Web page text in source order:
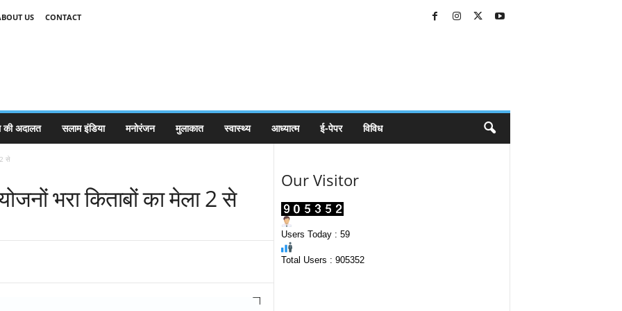
US
CONTACT
की अदालत सलाम इंडिया मनोरंजन मुलाकात स्वास्थ्य आध्यात्म ई-पेपर विविध
2 से
भरा किताबों का मेला 2 से
Our Visitor
Users Today : 59
Total Users : 905352